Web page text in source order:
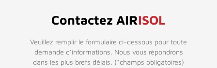
Contactez AIRISOL
Veuillez remplir le formulaire ci-dessous pour toute
demande d’informations. Nous vous répondrons
dans les plus brefs délais. (*champs obligatoires)